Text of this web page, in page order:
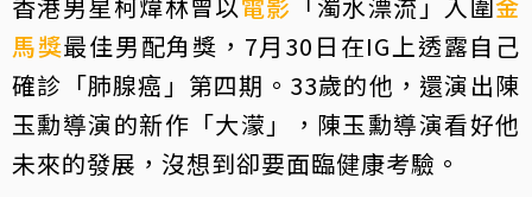
馬獎最佳男配角獎，7月30日在IG上透露自己
確診「肺腺癌」第四期。33歲的他，還演出陳
玉勳導演的新作「大濛」，陳玉勳導演看好他
未來的發展，沒想到卻要面臨健康考驗。